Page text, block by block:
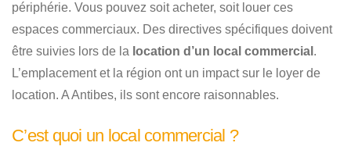
périphérie. Vous pouvez soit acheter, soit louer ces
espaces commerciaux. Des directives spécifiques doivent
être suivies lors de la location d’un local commercial .
L’emplacement et la région ont un impact sur le loyer de
location. A Antibes, ils sont encore raisonnables.
C’est quoi un local commercial ?